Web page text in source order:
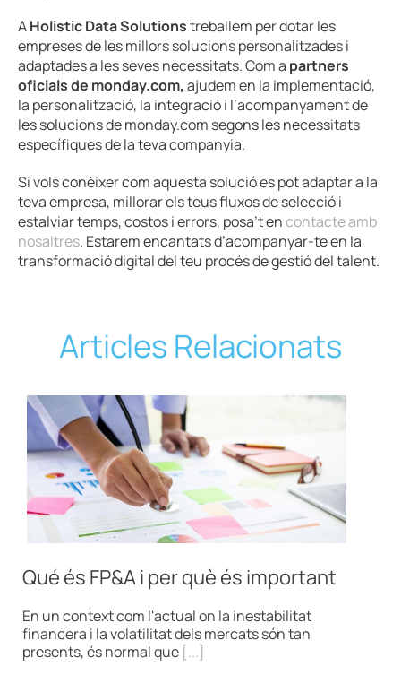
AHolistic Data Solutionstreballem per dotar les
empreses de les millors solucions personalitzades i
adaptades a les seves necessitats. Com a partners
oficials de monday.com, ajudem en la implementació,
la personalització, la integració i l’acompanyament de
les solucions de monday.com segons les necessitats
específiques de la teva companyia.
Si vols conèixer com aquesta solució es pot adaptar a la
teva empresa, millorar els teus fluxos de selecció i
estalviar temps, costos i errors, posa’t encontacte amb
nosaltres. Estarem encantats d’acompanyar-te en la
transformació digital del teu procés de gestió del talent.
Articles Relacionats
Qué és FP&A i per què és important
En un context com l'actual on la inestabilitat
financera i la volatilitat dels mercats són tan
presents, és normal que [...]